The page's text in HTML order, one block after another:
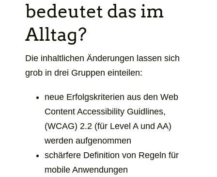
bedeutet das im
Alltag?
Die inhaltlichen Änderungen lassen sich
grob in drei Gruppen einteilen:
neue Erfolgskriterien aus den Web
Content Accessibility Guidlines,
(WCAG) 2.2 (für Level A und AA)
werden aufgenommen
schärfere Definition von Regeln für
mobile Anwendungen